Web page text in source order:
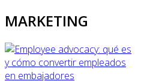
MARKETING